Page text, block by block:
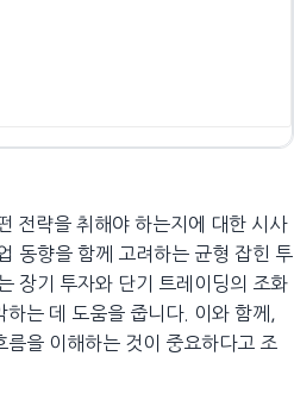
전략을 취해야 하는지에 대한 시사
동향을 함께 고려하는 균형 잡힌 투
장기 투자와 단기 트레이딩의 조화
는 데 도움을 줍니다. 이와 함께,
을 이해하는 것이 중요하다고 조